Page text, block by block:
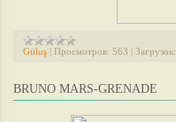
Güluş | Просмотров: 563 | Загрузок:
BRUNO MARS-GRENADE